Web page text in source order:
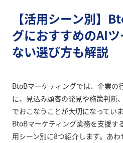
【活用シーン別】
グにおすすめのAI
ない選び方も解説
BtoBマーケティングでは、企業の
に、見込み顧客の発見や施策判断
でおこなうことが大切になってい
BtoBマーケティング業務を支援す
用シーン別に8つ紹介します。あ